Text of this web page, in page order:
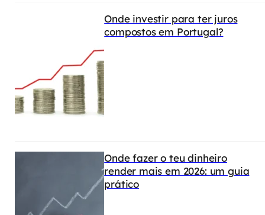
Onde investir para ter juros
compostos em Portugal?
Onde fazer o teu dinheiro
render mais em 2026: um guia
prático